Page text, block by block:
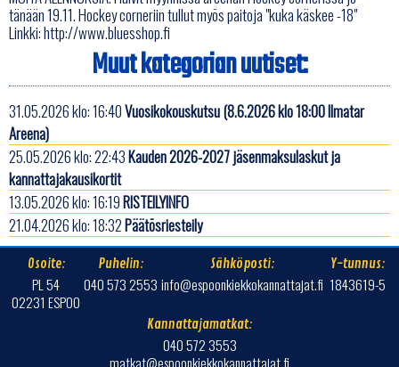
tänään 19.11. Hockey corneriin tullut myös paitoja "kuka käskee -18"
Linkki:http://www.bluesshop.fi
Muut kategorian uutiset:
31.05.2026 klo: 16:40Vuosikokouskutsu (8.6.2026 klo 18:00 Ilmatar
Areena)
25.05.2026 klo: 22:43Kauden 2026-2027 jäsenmaksulaskut ja
kannattajakausikortit
13.05.2026 klo: 16:19RISTEILYINFO
21.04.2026 klo: 18:32Päätösriesteily
Osoite:
PL 54
02231 ESPOO
Puhelin:
040 573 2553
Sähköposti:
info@espoonkiekkokannattajat.fi
Y-tunnus:
1843619-5
Kannattajamatkat:
040 572 3553
matkat@espoonkiekkokannattajat.fi